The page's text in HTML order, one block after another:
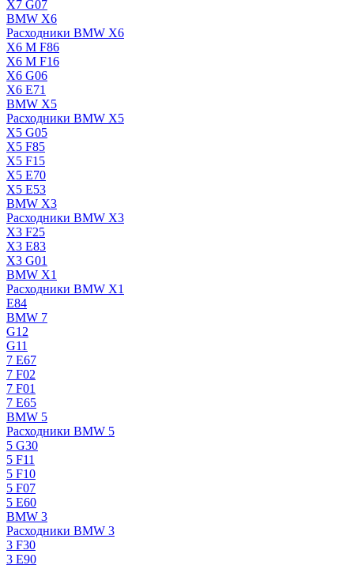
X7 G07
BMW X6
Расходники BMW X6
X6 M F86
X6 M F16
X6 G06
X6 E71
BMW X5
Расходники BMW X5
X5 G05
X5 F85
X5 F15
X5 E70
X5 E53
BMW X3
Расходники BMW X3
X3 F25
X3 E83
X3 G01
BMW X1
Расходники BMW X1
E84
BMW 7
G12
G11
7 Е67
7 F02
7 F01
7 E65
BMW 5
Расходники BMW 5
5 G30
5 F11
5 F10
5 F07
5 E60
BMW 3
Расходники BMW 3
3 F30
3 E90